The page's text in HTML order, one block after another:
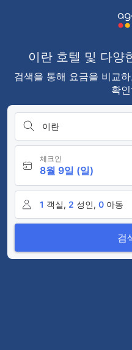
이란 호텔 및 다양
검색을 통해 요금을 비교
확
이란
체크인
8월 9일 (일)
1 객실, 2 성인, 0 아동
검